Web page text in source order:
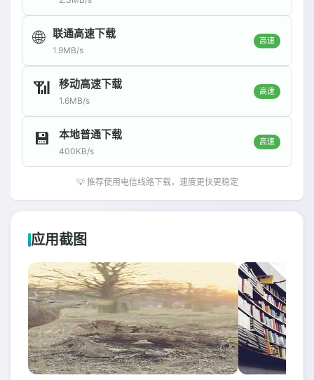
🌐 联通高速下载
1.9MB/s
高速
📶 移动高速下载
1.6MB/s
高速
💾 本地普通下载
400KB/s
高速
💡 推荐使用电信线路下载，速度更快更稳定
应用截图